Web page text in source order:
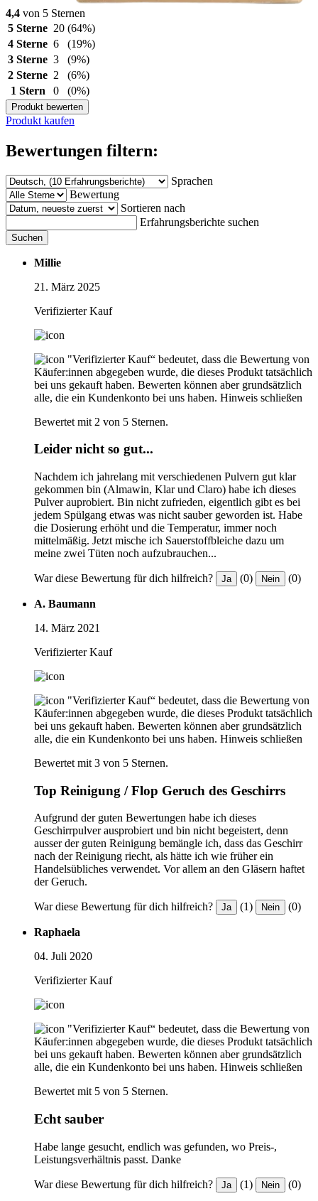
4,4 von 5 Sternen
5 Sterne 20 (64%)
4 Sterne 6
(19%)
3 Sterne 3
(9%)
2 Sterne 2
(6%)
1 Stern
0 (0%)
Produkt bewerten
Produkt kaufen
Bewertungen filtern:
Sprachen
Bewertung
Sortieren nach
Erfahrungsberichte suchen
Suchen
Millie
21. März 2025
Verifizierter Kauf
"Verifizierter Kauf“ bedeutet, dass die Bewertung von
Käufer:innen abgegeben wurde, die dieses Produkt tatsächlich
bei uns gekauft haben. Bewerten können aber grundsätzlich
alle, die ein Kundenkonto bei uns haben. Hinweis schließen
Bewertet mit 2 von 5 Sternen.
Leider nicht so gut...
Nachdem ich jahrelang mit verschiedenen Pulvern gut klar
gekommen bin (Almawin, Klar und Claro) habe ich dieses
Pulver auprobiert. Bin nicht zufrieden, eigentlich gibt es bei
jedem Spülgang etwas was nicht sauber geworden ist. Habe
die Dosierung erhöht und die Temperatur, immer noch
mittelmäßig. Jetzt mische ich Sauerstoffbleiche dazu um
meine zwei Tüten noch aufzubrauchen...
War diese Bewertung für dich hilfreich? Ja (0) Nein (0)
A. Baumann
14. März 2021
Verifizierter Kauf
"Verifizierter Kauf“ bedeutet, dass die Bewertung von
Käufer:innen abgegeben wurde, die dieses Produkt tatsächlich
bei uns gekauft haben. Bewerten können aber grundsätzlich
alle, die ein Kundenkonto bei uns haben. Hinweis schließen
Bewertet mit 3 von 5 Sternen.
Top Reinigung / Flop Geruch des Geschirrs
Aufgrund der guten Bewertungen habe ich dieses
Geschirrpulver ausprobiert und bin nicht begeistert, denn
ausser der guten Reinigung bemängle ich, dass das Geschirr
nach der Reinigung riecht, als hätte ich wie früher ein
Handelsübliches verwendet. Vor allem an den Gläsern haftet
der Geruch.
War diese Bewertung für dich hilfreich? Ja (1) Nein (0)
Raphaela
04. Juli 2020
Verifizierter Kauf
"Verifizierter Kauf“ bedeutet, dass die Bewertung von
Käufer:innen abgegeben wurde, die dieses Produkt tatsächlich
bei uns gekauft haben. Bewerten können aber grundsätzlich
alle, die ein Kundenkonto bei uns haben. Hinweis schließen
Bewertet mit 5 von 5 Sternen.
Echt sauber
Habe lange gesucht, endlich was gefunden, wo Preis-,
Leistungsverhältnis passt. Danke
War diese Bewertung für dich hilfreich? Ja (1) Nein (0)